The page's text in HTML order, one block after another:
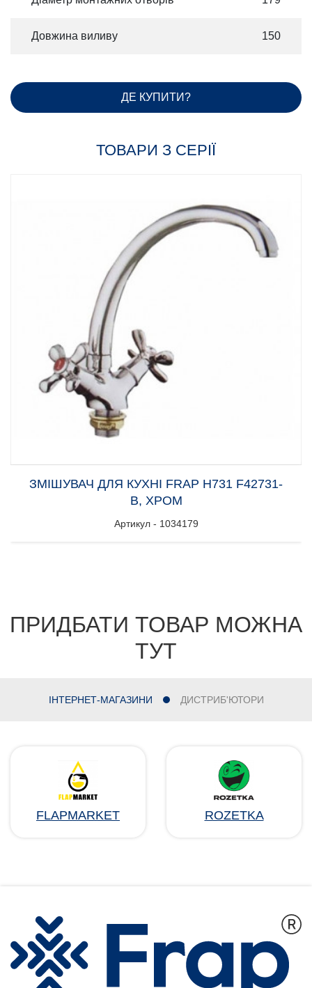
Довжина виливу 150
ДЕ КУПИТИ?
ТОВАРИ З СЕРІЇ
ЗМІШУВАЧ ДЛЯ КУХНІ FRAP H731 F42731-
B, ХРОМ
Артикул - 1034179
ПРИДБАТИ ТОВАР МОЖНА
ТУТ
ІНТЕРНЕТ-МАГАЗИНИ ДИСТРИБ'ЮТОРИ
FLAPMARKET ROZETKA